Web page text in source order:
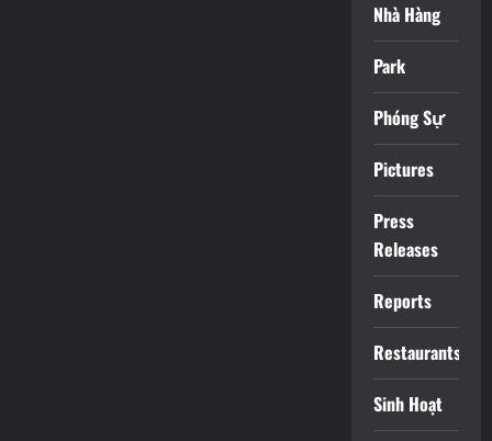
Nhà Hàng
Park
Phóng Sự
Pictures
Press
Releases
Reports
Restaurants
Sinh Hoạt